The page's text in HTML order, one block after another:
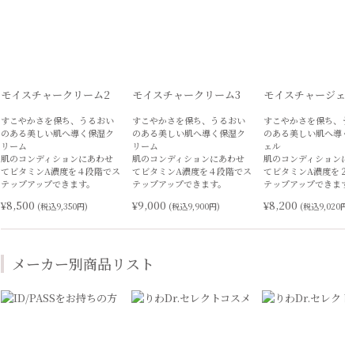
モイスチャークリーム2
すこやかさを保ち、うるおい
のある美しい肌へ導く保湿ク
リーム
肌のコンディションにあわせ
てビタミンA濃度を４段階でス
テップアップできます。
¥8,500 (税込9,350円)
モイスチャークリーム3
すこやかさを保ち、うるおい
のある美しい肌へ導く保湿ク
リーム
肌のコンディションにあわせ
てビタミンA濃度を４段階でス
テップアップできます。
¥9,000 (税込9,900円)
モイスチャージ
すこやかさを保ち、
のある美しい肌へ導
ェル
肌のコンディション
てビタミンA濃度を
テップアップできま
¥8,200 (税込9,020
メーカー別商品リスト